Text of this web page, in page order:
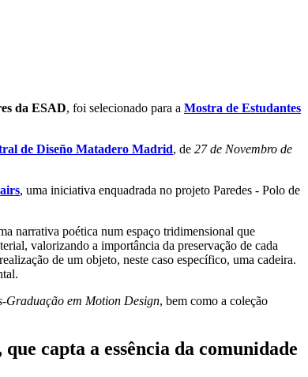
da ESAD, foi selecionado para a Mostra de Estudantes
de Diseño Matadero Madrid, de 27 de Novembro de
, uma iniciativa enquadrada no projeto Paredes - Polo de
narrativa poética num espaço tridimensional que
valorizando a importância da preservação de cada
de um objeto, neste caso específico, uma cadeira.
Graduação em Motion Design, bem como a coleção
capta a essência da comunidade